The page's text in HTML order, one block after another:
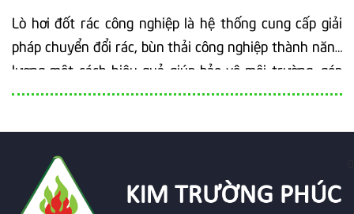
Lò hơi đốt rác công nghiệp là hệ thống cung cấp giải
pháp chuyển đổi rác, bùn thải công nghiệp thành năng
lượng một cách hiệu quả giúp bảo vệ môi trường, góp
phần làm cho bầu không khí thêm trong sạch. Lò hơi